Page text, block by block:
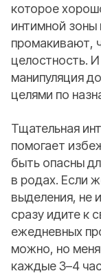
которое
интимной
промакивают,
целостность.
манипуляция
целями по
Тщательная
помогает
быть опасны
в родах. Если
выделения, не
сразу идите к
ежедневных
можно, но
каждые 3–4